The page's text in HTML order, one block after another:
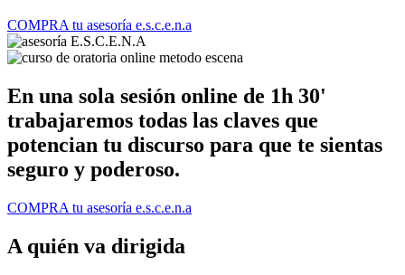
COMPRA tu asesoría e.s.c.e.n.a
En una sola sesión online de 1h 30'
trabajaremos todas las claves que
potencian tu discurso para que te sientas
seguro y poderoso.
COMPRA tu asesoría e.s.c.e.n.a
A quién va dirigida